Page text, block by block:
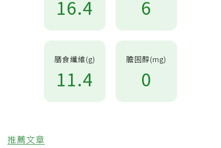
16.4 6
膳食纖維(g)
11.4
膽固醇(mg)
0
推薦文章